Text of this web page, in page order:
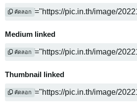
คัดลอก
Medium linked
คัดลอก
Thumbnail linked
คัดลอก